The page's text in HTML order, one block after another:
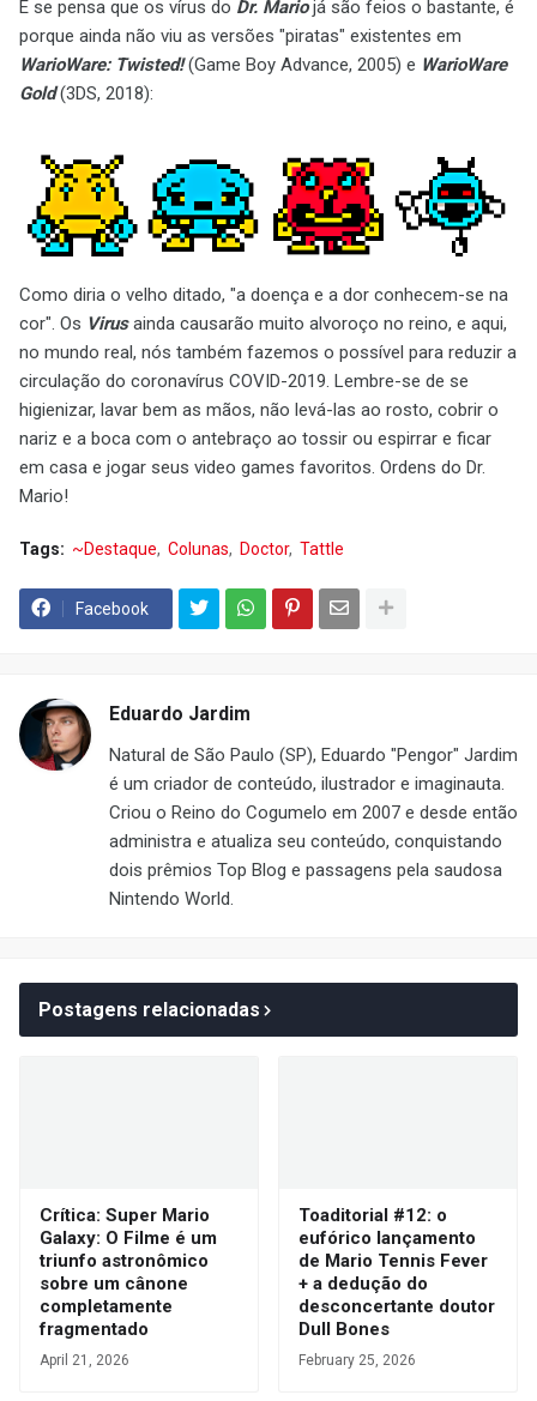
E se pensa que os vírus do Dr. Mariojá são feios o bastante, é
porque ainda não viu as versões "piratas" existentes em
WarioWare: Twisted!(Game Boy Advance, 2005) e WarioWare
Gold(3DS, 2018):
Como diria o velho ditado, "a doença e a dor conhecem-se na
cor". Os Virusainda causarão muito alvoroço no reino, e aqui,
no mundo real, nós também fazemos o possível para reduzir a
circulação do coronavírus COVID-2019. Lembre-se de se
higienizar, lavar bem as mãos, não levá-las ao rosto, cobrir o
nariz e a boca com o antebraço ao tossir ou espirrar e ficar
em casa e jogar seus video games favoritos. Ordens do Dr.
Mario!
Tags: ~Destaque Colunas Doctor Tattle
Facebook
Eduardo Jardim
Natural de São Paulo (SP), Eduardo "Pengor" Jardim
é um criador de conteúdo, ilustrador e imaginauta.
Criou o Reino do Cogumelo em 2007 e desde então
administra e atualiza seu conteúdo, conquistando
dois prêmios Top Blog e passagens pela saudosa
Nintendo World.
Postagens relacionadas
Crítica: Super Mario
Galaxy: O Filme é um
triunfo astronômico
sobre um cânone
completamente
fragmentado
April 21, 2026
Toaditorial #12: o
eufórico lançamento
de Mario Tennis Fever
+ a dedução do
desconcertante doutor
Dull Bones
February 25, 2026